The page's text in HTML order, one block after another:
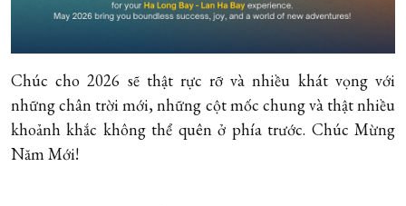
Chúc cho 2026 sẽ thật rực rỡ và nhiều khát vọng với
những chân trời mới, những cột mốc chung và thật nhiều
khoảnh khắc không thể quên ở phía trước. Chúc Mừng
Năm Mới!